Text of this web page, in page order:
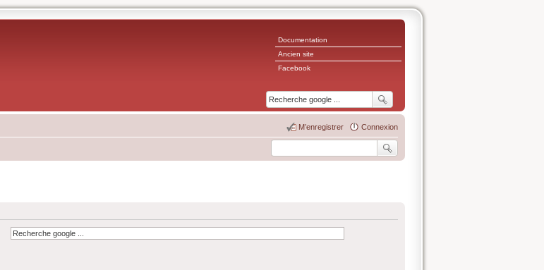
Documentation
Ancien site
Facebook
Connexion
M’enregistrer